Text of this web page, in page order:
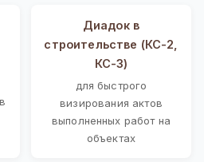
Диадок в
строительстве (КС-2,
КС-3)
для быстрого
визирования актов
выполненных работ на
объектах